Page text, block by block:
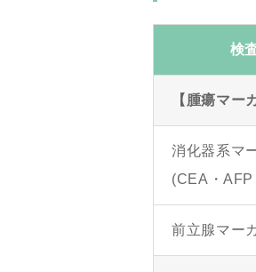
検
【腫瘍マー
消化器系マ
(CEA・
前立腺マー